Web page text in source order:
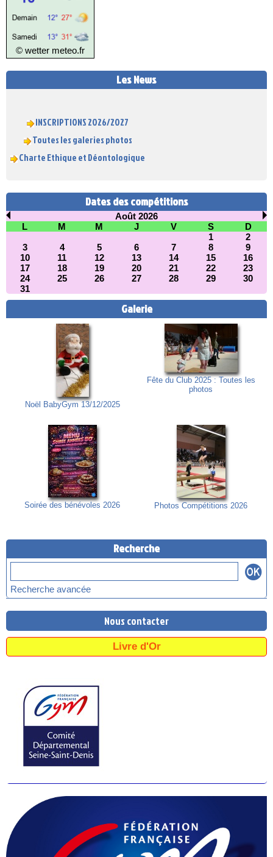
© wetter meteo.fr
Les News
INSCRIPTIONS 2026/2027
Toutes les galeries photos
Charte Ethique et Déontologique
Dates des compétitions
Août 2026
L
M M J V S
D
1
2
3
4 5 6 7 8
9
10
11 12 13 14 15
16
17
18 19 20 21 22
23
24
25 26 27 28 29
30
31
Galerie
Noël BabyGym 13/12/2025
Fête du Club 2025 : Toutes les
photos
Soirée des bénévoles 2026 Photos Compétitions 2026
Recherche
Recherche avancée
Nous contacter
Livre d'Or